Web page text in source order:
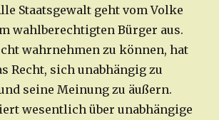
Staatsgewalt geht vom Volke
wahlberechtigten Bürger aus.
wahrnehmen zu können, hat
Recht, sich unabhängig zu
seine Meinung zu äußern.
wesentlich über unabhängige